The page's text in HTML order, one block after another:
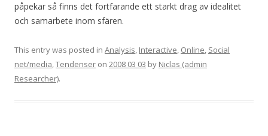
påpekar så finns det fortfarande ett starkt drag av idealitet
och samarbete inom sfären.
This entry was posted in Analysis, Interactive, Online, Social
net/media,Tendenser on 2008 03 03 by Niclas (admin
Researcher).